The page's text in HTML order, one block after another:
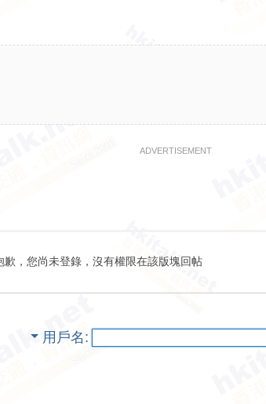
ADVERTISEMENT
歉，您尚未登錄，沒有權限在該版塊回帖
用戶名